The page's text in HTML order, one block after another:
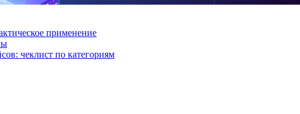
применение
чеклист по категориям